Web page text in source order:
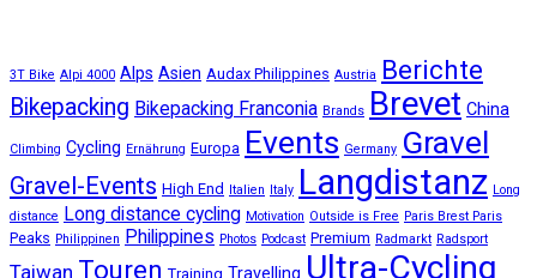
3T Bike Alpi 4000 Alps Asien Audax Philippines Austria Berichte
Bikepacking Bikepacking Franconia Brands Brevet China
Climbing Cycling Ernährung Europa Events Germany Gravel
Gravel-Events High End Italien Italy Langdistanz Long
distance Long distance cycling Motivation Outside is Free Paris Brest Paris
Peaks Philippinen Philippines Photos Podcast Premium Radmarkt Radsport
Taiwan Touren Training Travelling Ultra-Cycling